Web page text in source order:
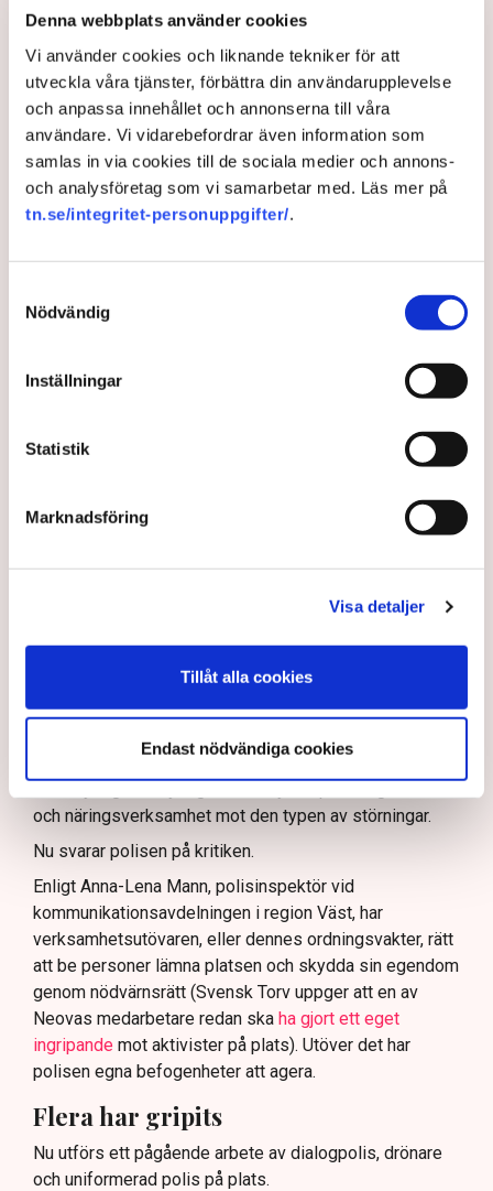
Denna webbplats använder cookies
Vi använder cookies och liknande tekniker för att
utveckla våra tjänster, förbättra din användarupplevelse
och anpassa innehållet och annonserna till våra
användare. Vi vidarebefordrar även information som
samlas in via cookies till de sociala medier och annons-
och analysföretag som vi samarbetar med. Läs mer på
tn.se/integritet-personuppgifter/.
Nödvändig
Inställningar
Statistik
Marknadsföring
Visa detaljer
Tillåt alla cookies
Endast nödvändiga cookies
avvisa dem: ”Upptrappning
Näringsliv
AI-sammanfattning
Torvtäkten i Grimsås har stoppats av aktivister
sedan 28 juli.
Polisen kritiseras för bristande agerande vid
agerande på plats.
brottsmisstankar kopplade.
för att dokumentera bevis.
Samtidigt är polisarbetet komplext när det gäller
Polisen, som befinner sig på plats, kritiseras för att inte
agera tillräckligt då aktionerna kan fortgå för öppen ridå.
Rickard Axdorff på Svensk Torv, anser att polisens
inte är tillräckliga
för att skydda verksamheten
skrev Tove Lifvendahl
att polisen ”behöver utveckla sina metoder för att
skydda tillståndsgivna verksamheter” mot sabotage,
och varnade för att det annars råder ”djungelns lag”.
På sociala medier ifrågasätts det om allemansrätten
bör ge utrymme för aktivister att blockera en
tillståndsgiven verksamhet, och om inte polisen borde
och näringsverksamhet mot den typen av störningar.
Nu svarar polisen på kritiken.
Enligt Anna-Lena Mann, polisinspektör vid
kommunikationsavdelningen i region Väst, har
verksamhetsutövaren, eller dennes ordningsvakter, rätt
att be personer lämna platsen och skydda sin egendom
genom nödvärnsrätt (Svensk Torv uppger att en av
Neovas medarbetare redan ska ha gjort ett eget
ingripande mot aktivister på plats). Utöver det har
polisen egna befogenheter att agera.
Flera har gripits
Nu utförs ett pågående arbete av dialogpolis, drönare
och uniformerad polis på plats.